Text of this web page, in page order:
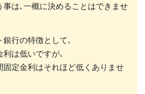
事は､一概に決めることはできませ
銀行の特徴として､
利は低いですが､
固定金利はそれほど低くありませ